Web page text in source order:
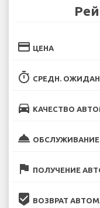
credit_card ЦЕНА
timer СРЕДН.
directions_car КАЧЕСТВО
room_service ОБСЛУЖИВАНИЕ
flag ПОЛУЧЕНИЕ
beenhere ВОЗВРАТ